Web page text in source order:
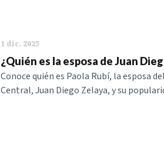
1 dic. 2025
¿Quién es la esposa de Juan
Conoce quién es Paola Rubí, la esposa
Central, Juan Diego Zelaya, y su